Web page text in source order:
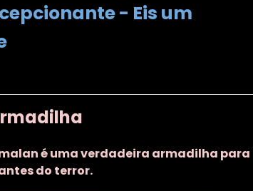
- Eis um
é uma verdadeira armadilha para
do terror.